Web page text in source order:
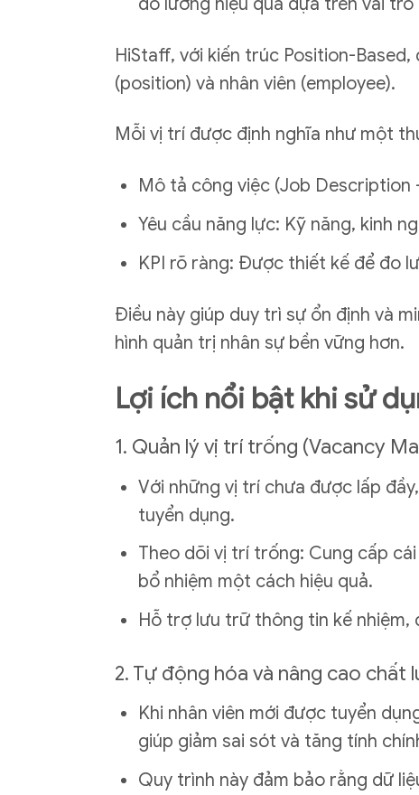
HiStaff, với kiến trúc Position-
(position) và nhân viên (employee).
Mỗi vị trí được định nghĩa như một
Mô tả công việc (Job Description
Yêu cầu năng lực: Kỹ năng, kinh
KPI rõ ràng: Được thiết kế để đo
Điều này giúp duy trì sự ổn định và
hình quản trị nhân sự bền vững hơn.
Lợi ích nổi bật khi sử
1. Quản lý vị trí trống (Vacancy
Với những vị trí chưa được lấp
tuyển dụng.
Theo dõi vị trí trống: Cung cấp
bổ nhiệm một cách hiệu quả.
Hỗ trợ lưu trữ thông tin kế
2. Tự động hóa và nâng cao chất
Khi nhân viên mới được tuyển
giúp giảm sai sót và tăng tính
Quy trình này đảm bảo rằng dữ